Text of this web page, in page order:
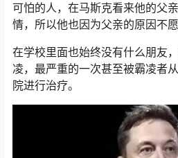
可怕的人，在马斯克看来他的父
情，所以他也因为父亲的原因不愿
在学校里面也始终没有什么朋友
凌，最严重的一次甚至被霸凌者
院进行治疗。